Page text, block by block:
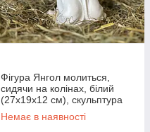
Фігура Янгол молиться,
сидячи на колінах, білий
(27х19х12 см), скульптура
ангела на могилу, фігура
янгола
Немає в наявності